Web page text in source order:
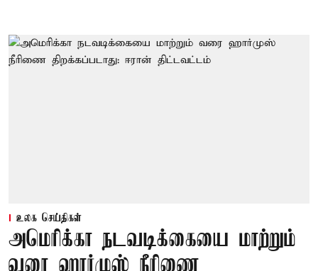
உலக செய்திகள்
அமெரிக்கா நடவடிக்கையை மாற்றும்
வரை ஹார்முஸ் நீரிணை